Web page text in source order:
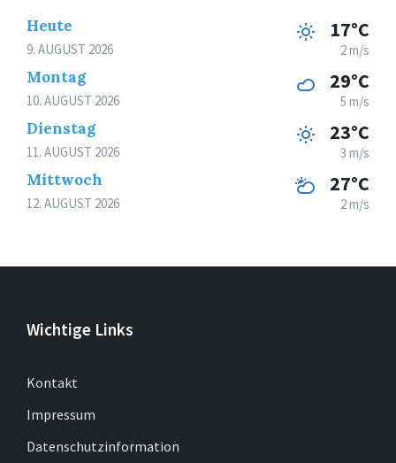
Heute
9. AUGUST 2026
17°C
2 m/s
Montag
10. AUGUST 2026
29°C
5 m/s
Dienstag
11. AUGUST 2026
23°C
3 m/s
Mittwoch
12. AUGUST 2026
27°C
2 m/s
Wichtige Links
Kontakt
Impressum
Datenschutzinformation